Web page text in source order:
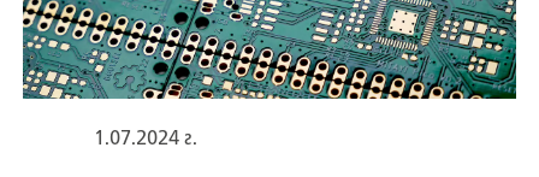
1.07.2024 г.